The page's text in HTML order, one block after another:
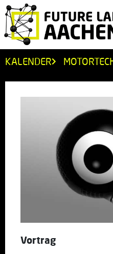
KALENDER
Vortrag